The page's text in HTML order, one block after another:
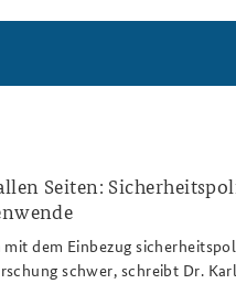
Seiten:
dem Einbezug
schwer, schreibt Dr.